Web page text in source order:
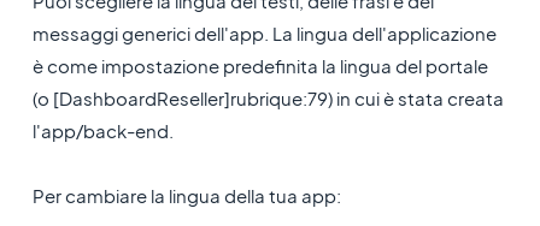
messaggi generici dell'app. La lingua dell'applicazione
è come impostazione predefinita la lingua del portale
(o [DashboardReseller]rubrique:79) in cui è stata creata
l'app/back-end.
Per cambiare la lingua della tua app: